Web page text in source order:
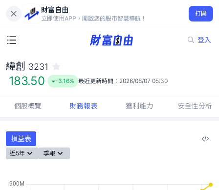
財富自由
立即使用APP，開啟您的股市智慧導航！
打開
登入
183.50
-3.16%
緯創 3231
183.50 -3.16% 最近更新時間： 2026/08/07 05:30
個股概覽 財務報表 獲利能力 安全性分析
損益表
近5年 季報